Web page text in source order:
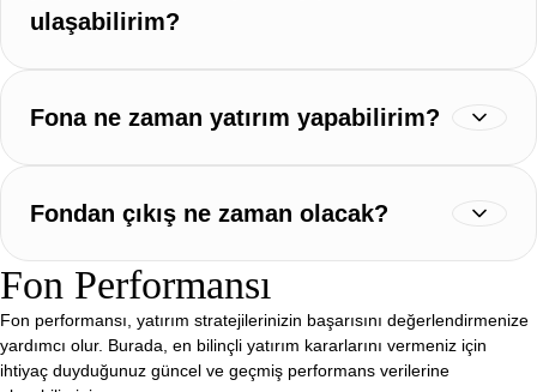
ulaşabilirim?
Fona ne zaman yatırım yapabilirim?
Fondan çıkış ne zaman olacak?
Fon Performansı
Fon performansı, yatırım stratejilerinizin başarısını değerlendirmenize
yardımcı olur. Burada, en bilinçli yatırım kararlarını vermeniz için
ihtiyaç duyduğunuz güncel ve geçmiş performans verilerine